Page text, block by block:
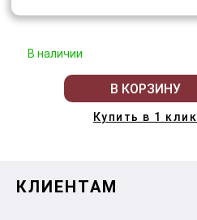
В наличии
В КОРЗИНУ
Купить в 1 клик
КЛИЕНТАМ